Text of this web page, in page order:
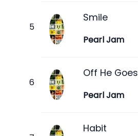
Smile
Pearl Jam
Off He Goes
Pearl Jam
Habit